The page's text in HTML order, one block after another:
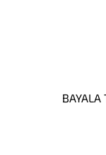
BAYALA